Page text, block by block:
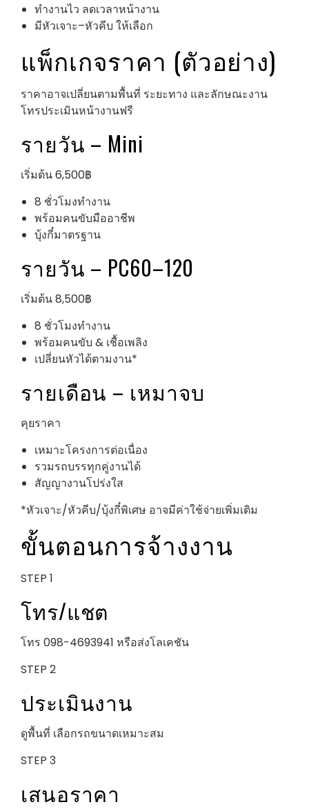
ทำงานไว ลดเวลาหน้างาน
มีหัวเจาะ–หัวคีบ ให้เลือก
แพ็กเกจราคา (ตัวอย่าง)
ราคาอาจเปลี่ยนตามพื้นที่ ระยะทาง และลักษณะงาน
โทรประเมินหน้างานฟรี
รายวัน – Mini
เริ่มต้น 6,500฿
8 ชั่วโมงทำงาน
พร้อมคนขับมืออาชีพ
บุ้งกี๋มาตรฐาน
รายวัน – PC60–120
เริ่มต้น 8,500฿
8 ชั่วโมงทำงาน
พร้อมคนขับ & เชื้อเพลิง
เปลี่ยนหัวได้ตามงาน*
รายเดือน – เหมาจบ
คุยราคา
เหมาะโครงการต่อเนื่อง
รวมรถบรรทุกคู่งานได้
สัญญางานโปร่งใส
*หัวเจาะ/หัวคีบ/บุ้งกี๋พิเศษ อาจมีค่าใช้จ่ายเพิ่มเติม
ขั้นตอนการจ้างงาน
STEP 1
โทร/แชต
โทร 098-4693941 หรือส่งโลเคชัน
STEP 2
ประเมินงาน
ดูพื้นที่ เลือกรถขนาดเหมาะสม
STEP 3
เสนอราคา